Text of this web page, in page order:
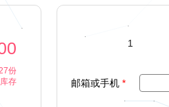
份
存
1
邮箱或手机 *